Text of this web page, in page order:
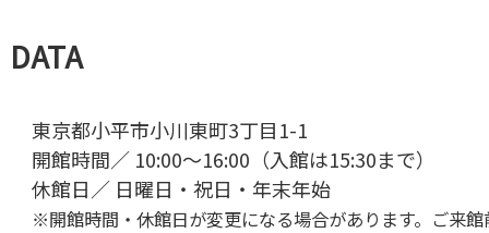
DATA
東京都小平市小川東町3丁目1-1
開館時間／ 10:00～16:00（入館は15:30まで）
休館日／ 日曜日・祝日・年末年始
※開館時間・休館日が変更になる場合があります。ご来